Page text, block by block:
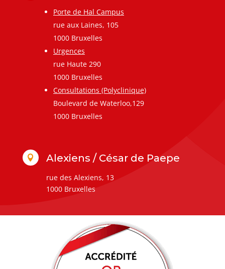
Porte de Hal Campus
rue aux Laines, 105
1000 Bruxelles
Urgences
rue Haute 290
1000 Bruxelles
Consultations (Polyclinique)
Boulevard de Waterloo,129
1000 Bruxelles
 Alexiens / César de Paepe
rue des Alexiens, 13
1000 Bruxelles